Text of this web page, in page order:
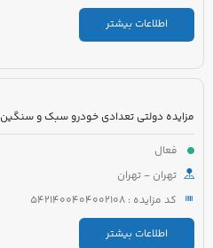
اطلاعات بیشتر
مزایده دولتی تعدادی خودرو سبک و سنگین
فعال
تهران - تهران
کد مزایده : 5421400404002108
اطلاعات بیشتر